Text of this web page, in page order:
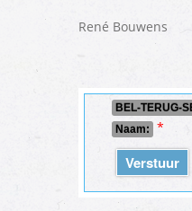
René Bouwens
BEL-TERUG-
Naam: *
Verstuur